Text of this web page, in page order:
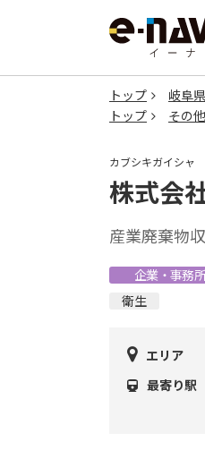
トップ 岐阜県
トップ
その他
カブシキガイシャ
株式会
産業廃棄物
企業・事務
衛生
エリア
最寄り駅